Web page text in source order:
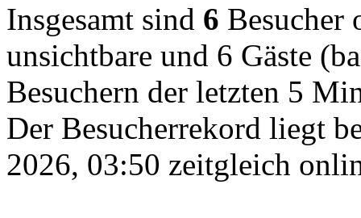
Insgesamt sind 6 Besucher
unsichtbare und 6 Gäste
Besuchern der letzten 5
Der Besucherrekord liegt
2026, 03:50 zeitgleich